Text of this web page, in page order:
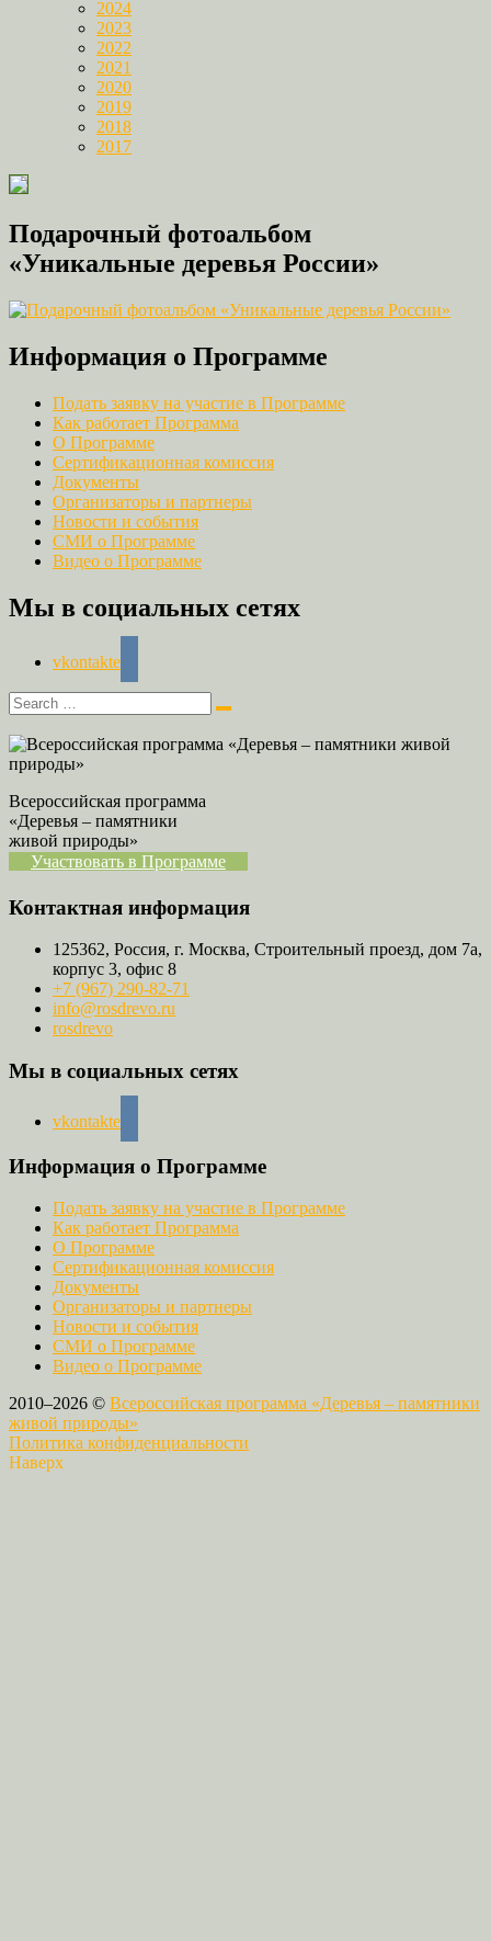
2024
2023
2022
2021
2020
2019
2018
2017
Подарочный фотоальбом
«Уникальные деревья России»
Информация о Программе
Подать заявку на участие в Программе
Как работает Программа
О Программе
Сертификационная комиссия
Документы
Организаторы и партнеры
Новости и события
СМИ о Программе
Видео о Программе
Мы в социальных сетях
vkontakte
Всероссийская программа
«Деревья – памятники
живой природы»
Участвовать в Программе
Контактная информация
125362, Россия, г. Москва, Строительный проезд, дом 7а,
корпус 3, офис 8
+7 (967) 290-82-71
info@rosdrevo.ru
rosdrevo
Мы в социальных сетях
vkontakte
Информация о Программе
Подать заявку на участие в Программе
Как работает Программа
О Программе
Сертификационная комиссия
Документы
Организаторы и партнеры
Новости и события
СМИ о Программе
Видео о Программе
2010–2026 © Всероссийская программа «Деревья – памятники
живой природы»
Политика конфиденциальности
Наверх